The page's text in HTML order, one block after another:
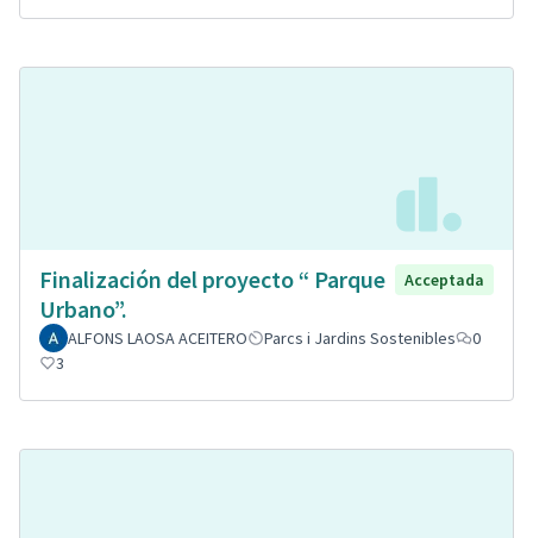
Finalización del proyecto “ Parque
Urbano”.
Acceptada
ALFONS LAOSA ACEITERO Parcs i Jardins Sostenibles
0
3